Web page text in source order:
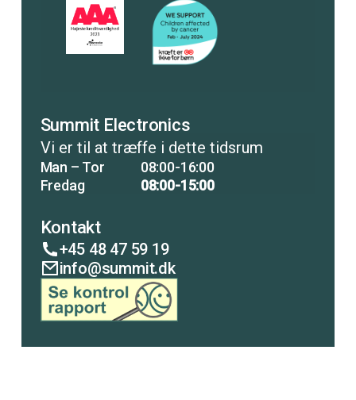
Summit Electronics
Vi er til at træffe i dette tidsrum
Man – Tor
Fredag
08:00-16:00
08:00-15:00
Kontakt
+45 48 47 59 19
info@summit.dk